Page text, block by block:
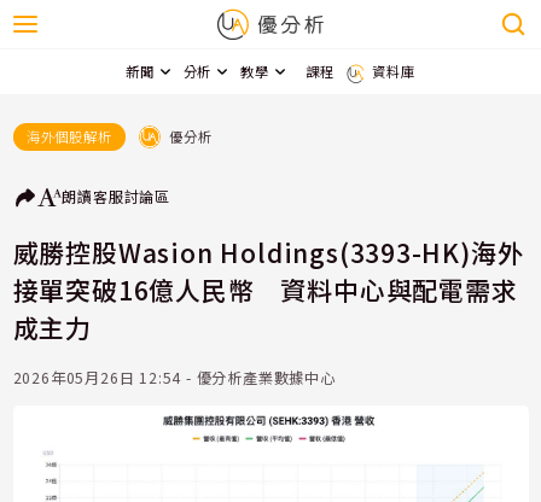
新聞 分析 教學 課程 資料庫
海外個股解析 優分析
朗讀客服討論區
威勝控股Wasion Holdings(3393-HK)海外
接單突破16億人民幣 資料中心與配電需求
成主力
2026年05月26日 12:54 - 優分析產業數據中心